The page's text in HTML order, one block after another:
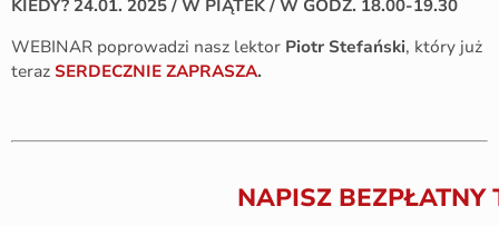
KIEDY? 24.01. 2025 / W PIĄTEK / W GODZ. 18.00-19.30
WEBINAR poprowadzi nasz lektor Piotr Stefański, który już
teraz SERDECZNIE ZAPRASZA.
NAPISZ BEZPŁATNY